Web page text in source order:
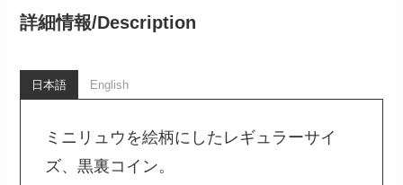
詳細情報/Description
日本語 English
ミニリュウを絵柄にしたレギュラーサイ
ズ、黒裏コイン。